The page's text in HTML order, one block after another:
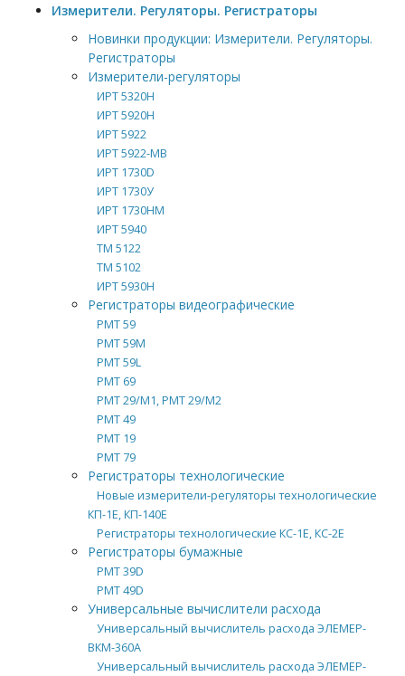
Измерители. Регуляторы. Регистраторы
Новинки продукции: Измерители. Регуляторы.
Регистраторы
Измерители-регуляторы
ИРТ 5320Н
ИРТ 5920Н
ИРТ 5922
ИРТ 5922-МВ
ИРТ 1730D
ИРТ 1730У
ИРТ 1730НМ
ИРТ 5940
ТМ 5122
ТМ 5102
ИРТ 5930Н
Регистраторы видеографические
РМТ 59
РМТ 59М
РМТ 59L
РМТ 69
РМТ 29/М1, РМТ 29/М2
РМТ 49
РМТ 19
РМТ 79
Регистраторы технологические
Новые измерители-регуляторы технологические
КП-1Е, КП-140Е
Регистраторы технологические КС-1Е, КС-2Е
Регистраторы бумажные
РМТ 39D
РМТ 49D
Универсальные вычислители расхода
Универсальный вычислитель расхода ЭЛЕМЕР-
ВКМ-360А
Универсальный вычислитель расхода ЭЛЕМЕР-